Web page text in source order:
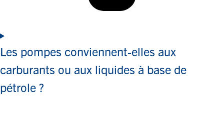
Les pompes conviennent-elles aux
carburants ou aux liquides à base de
pétrole ?